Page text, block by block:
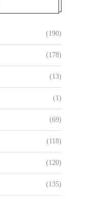
(190)
(178)
(13)
(1)
(69)
(118)
(120)
(135)